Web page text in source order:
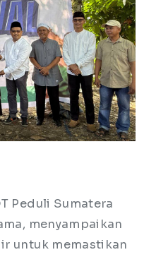
Peduli Sumatera
menyampaikan
untuk memastikan